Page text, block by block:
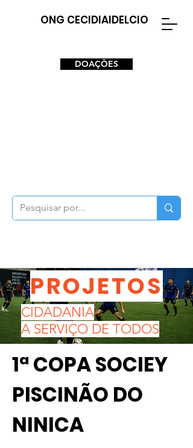
ONG CECIDIAIDELCIO
DOAÇÕES
PROJETOS
CIDADANIA
A SERVIÇO DE TODOS
1ª COPA SOCIEY
PISCINÃO DO
NINICA